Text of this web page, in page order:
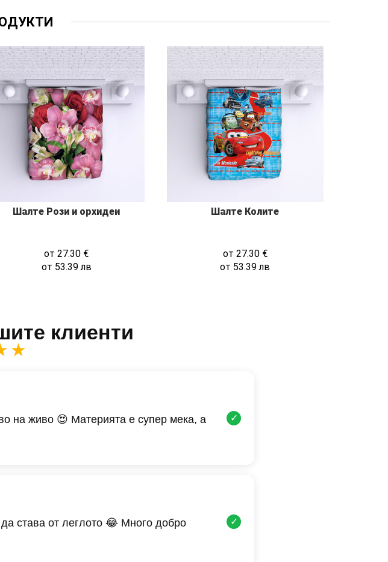
Шалте Рози и орхидеи
от27.30 €
от 53.39лв
Шалте Колите
от 27.30 €
от 53.39лв
клиенти
на живо 😍 Материята е супер мека, а
✓
става от леглото 😂 Много добро
✓